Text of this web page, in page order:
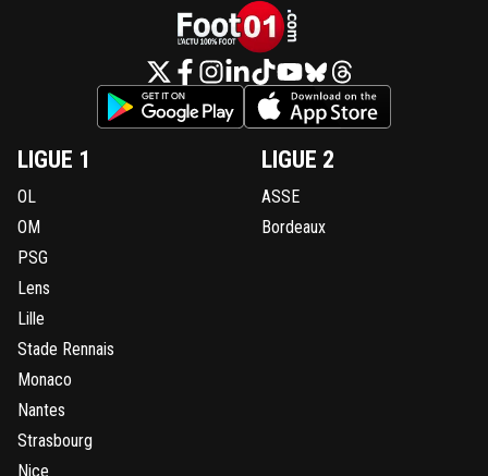
LIGUE 1
OL
OM
PSG
Lens
Lille
Stade Rennais
Monaco
Nantes
Strasbourg
Nice
LIGUE 2
ASSE
Bordeaux